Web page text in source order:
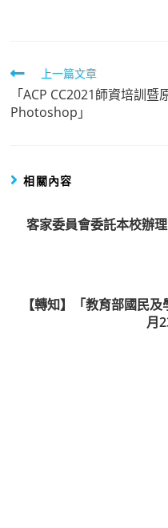
Read
more
articles
上一篇文章
「ACP CC2021師資培訓
Photoshop」
相關內容
客家委員會委託本校辦
【轉知】「教育部國民
月